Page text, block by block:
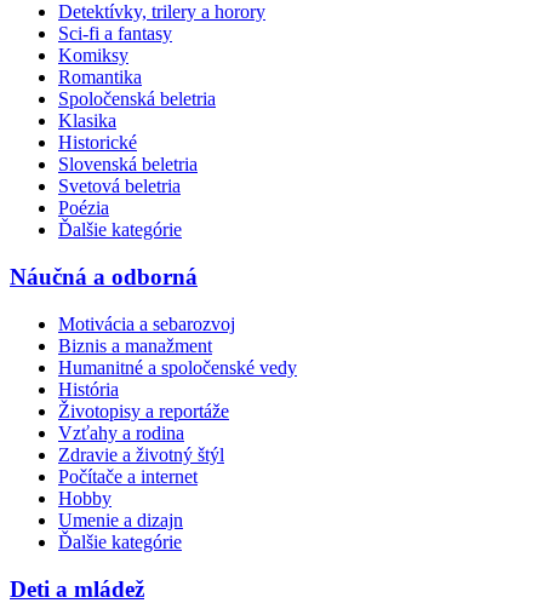
Detektívky, trilery a horory
Sci-fi a fantasy
Komiksy
Romantika
Spoločenská beletria
Klasika
Historické
Slovenská beletria
Svetová beletria
Poézia
Ďalšie kategórie
Náučná a odborná
Motivácia a sebarozvoj
Biznis a manažment
Humanitné a spoločenské vedy
História
Životopisy a reportáže
Vzťahy a rodina
Zdravie a životný štýl
Počítače a internet
Hobby
Umenie a dizajn
Ďalšie kategórie
Deti a mládež